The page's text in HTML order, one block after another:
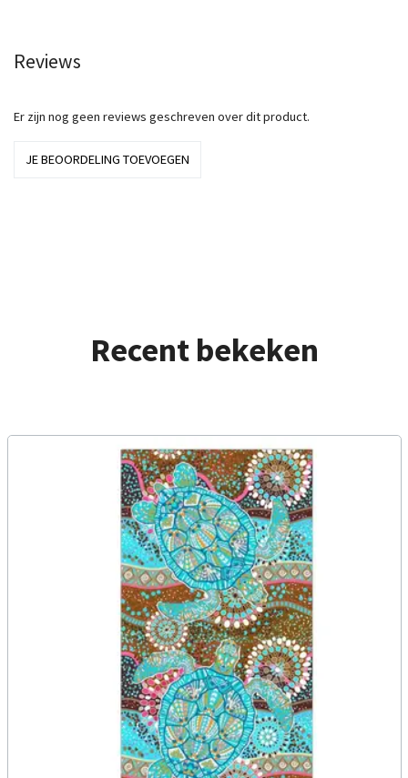
Reviews
Er zijn nog geen reviews geschreven over dit product.
JE BEOORDELING TOEVOEGEN
Recent bekeken